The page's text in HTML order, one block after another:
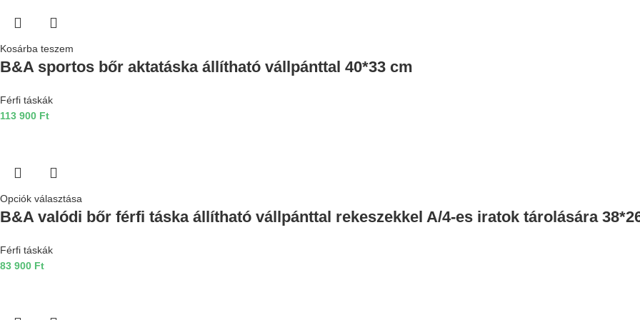
Kosárba teszem
B&A sportos bőr aktatáska állítható vállpánttal 40*33 cm
Férfi táskák
113 900 Ft
Opciók választása
B&A valódi bőr férfi táska állítható vállpánttal rekeszekkel A/4-es iratok tárolására
Férfi táskák
83 900 Ft